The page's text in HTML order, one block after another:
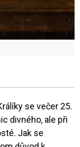
se večer 25.
divného, ale při
Jak se